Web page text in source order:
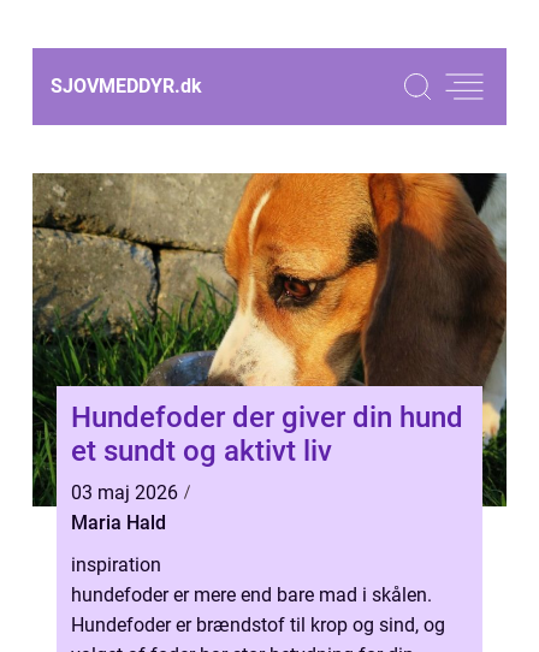
SJOVMEDDYR.dk
Hundefoder der giver din hund
et sundt og aktivt liv
03 maj 2026
Maria Hald
inspiration
hundefoder er mere end bare mad i skålen.
Hundefoder er brændstof til krop og sind, og